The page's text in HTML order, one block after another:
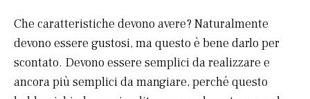
Che caratteristiche devono avere? Naturalmente
devono essere gustosi, ma questo è bene darlo per
scontato. Devono essere semplici da realizzare e
ancora più semplici da mangiare, perché questo